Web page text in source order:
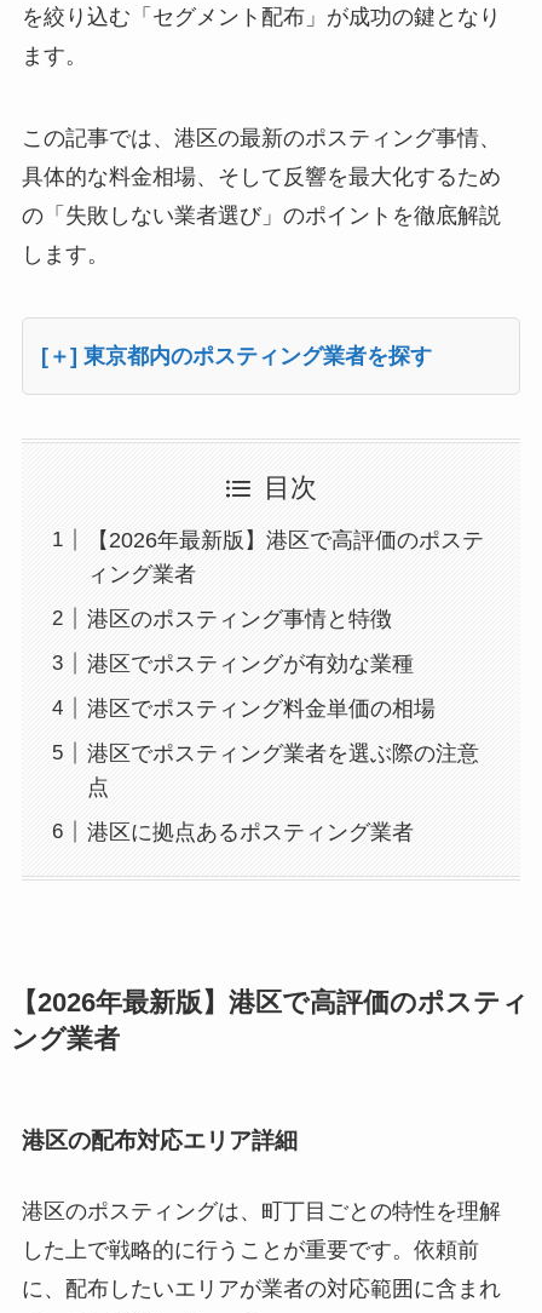
を絞り込む「セグメント配布」が成功の鍵となり
ます。
この記事では、港区の最新のポスティング事情、
具体的な料金相場、そして反響を最大化するため
の「失敗しない業者選び」のポイントを徹底解説
します。
[＋] 東京都内のポスティング業者を探す
目次
【2026年最新版】港区で高評価のポステ
ィング業者
港区のポスティング事情と特徴
港区でポスティングが有効な業種
港区でポスティング料金単価の相場
港区でポスティング業者を選ぶ際の注意
点
港区に拠点あるポスティング業者
【2026年最新版】港区で高評価のポスティ
ング業者
港区の配布対応エリア詳細
港区のポスティングは、町丁目ごとの特性を理解
した上で戦略的に行うことが重要です。依頼前
に、配布したいエリアが業者の対応範囲に含まれ